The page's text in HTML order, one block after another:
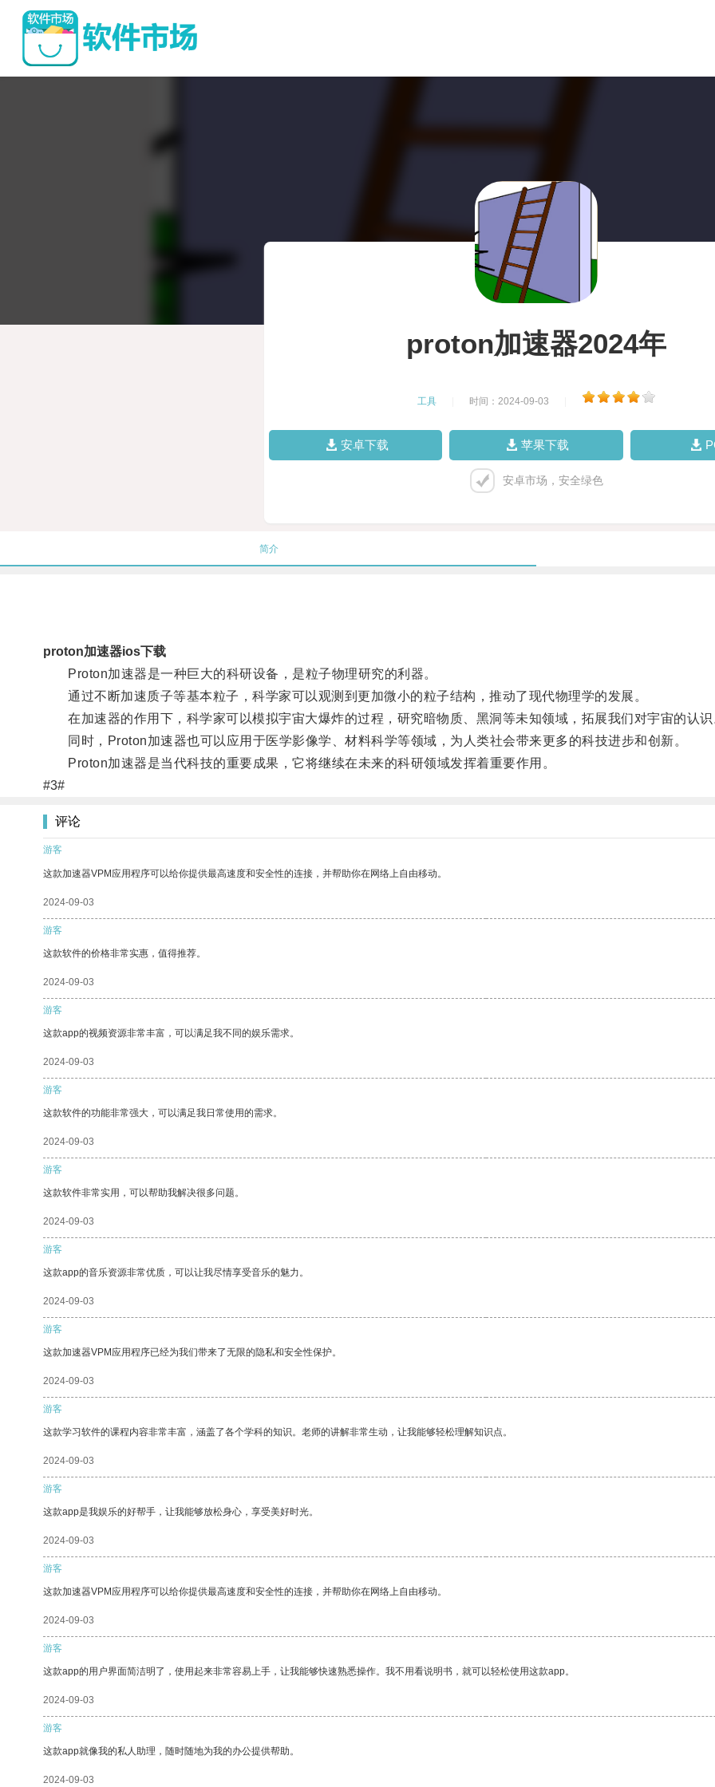
proton加速器2024年
工具 时间：2024-09-03
安卓下载 苹果下载
安卓市场，安全绿色
简介
proton加速器ios下载
Proton加速器是一种巨大的科研设备，是粒子物理研究的利器。
通过不断加速质子等基本粒子，科学家可以观测到更加微小的粒子结构，推动了现代物理学的发展。
在加速器的作用下，科学家可以模拟宇宙大爆炸的过程，研究暗物质、黑洞等未知领域，拓展我们对宇宙的认识
同时，Proton加速器也可以应用于医学影像学、材料科学等领域，为人类社会带来更多的科技进步和创新。
Proton加速器是当代科技的重要成果，它将继续在未来的科研领域发挥着重要作用。
#3#
评论
游客
这款加速器VPM应用程序可以给你提供最高速度和安全性的连接，并帮助你在网络上自由移动。
2024-09-03
游客
这款软件的价格非常实惠，值得推荐。
2024-09-03
游客
这款app的视频资源非常丰富，可以满足我不同的娱乐需求。
2024-09-03
游客
这款软件的功能非常强大，可以满足我日常使用的需求。
2024-09-03
游客
这款软件非常实用，可以帮助我解决很多问题。
2024-09-03
游客
这款app的音乐资源非常优质，可以让我尽情享受音乐的魅力。
2024-09-03
游客
这款加速器VPM应用程序已经为我们带来了无限的隐私和安全性保护。
2024-09-03
游客
这款学习软件的课程内容非常丰富，涵盖了各个学科的知识。老师的讲解非常生动，让我能够轻松理解知识点。
2024-09-03
游客
这款app是我娱乐的好帮手，让我能够放松身心，享受美好时光。
2024-09-03
游客
这款加速器VPM应用程序可以给你提供最高速度和安全性的连接，并帮助你在网络上自由移动。
2024-09-03
游客
这款app的用户界面简洁明了，使用起来非常容易上手，让我能够快速熟悉操作。我不用看说明书，就可以轻松使用这款app。
2024-09-03
游客
这款app就像我的私人助理，随时随地为我的办公提供帮助。
2024-09-03